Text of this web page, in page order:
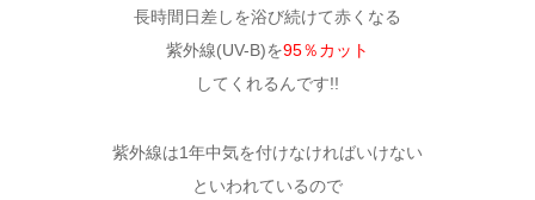
長時間日差しを浴び続けて赤くなる
紫外線(UV-B)を95％カット
してくれるんです!!
紫外線は1年中気を付けなければいけない
といわれているので